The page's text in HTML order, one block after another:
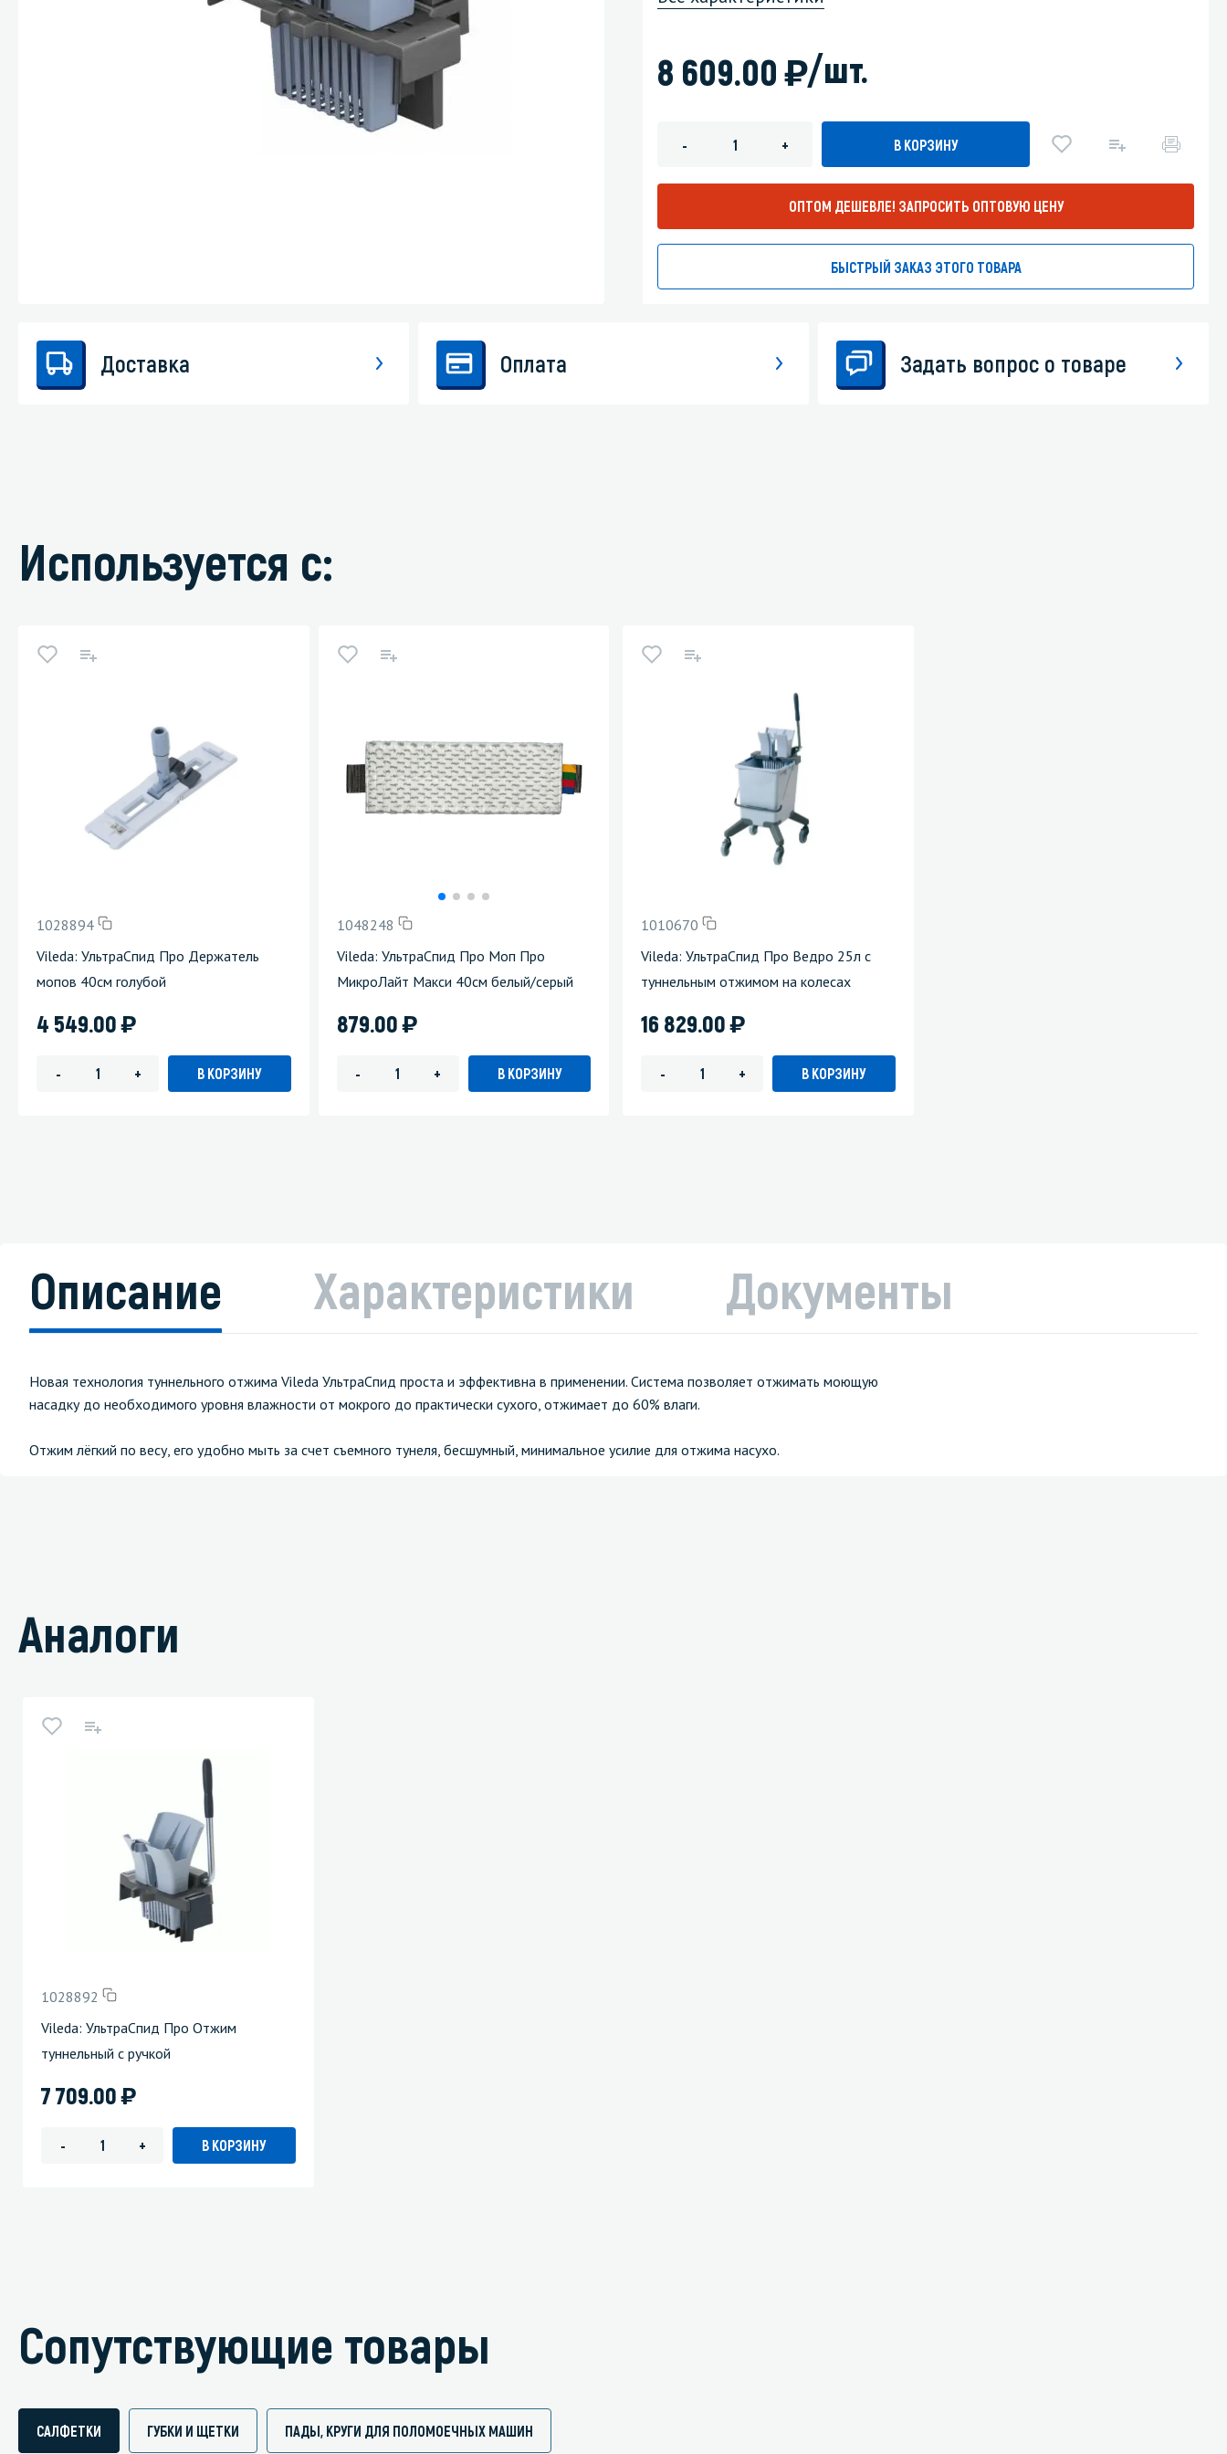
Стекла и зеркала
Автохимия Личная гигиена
8 609.00)/шт.
- + В КОРЗИНУ
ОПТОМ ДЕШЕВЛЕ! ЗАПРОСИТЬ ОПТОВУЮ ЦЕНУ
БЫСТРЫЙ ЗАКАЗ ЭТОГО ТОВАРА
Доставка Оплата Задать вопрос о товаре
Используется с:
1028894
Vileda: УльтраСпид Про Держатель
мопов 40см голубой
4 549.00)
- + В КОРЗИНУ
1048248
Vileda: УльтраСпид Про Моп Про
МикроЛайт Макси 40см белый/серый
879.00)
- + В КОРЗИНУ
1010670
Vileda: УльтраСпид Про Ведро 25л с
туннельным отжимом на колесах
16 829.00)
- + В КОРЗИНУ
Описание Характеристики Документы
Новая технология туннельного отжима Vileda УльтраСпид проста и эффективна в применении. Система позволяет отжимать моющую
насадку до необходимого уровня влажности от мокрого до практически сухого, отжимает до 60% влаги.
Отжим лёгкий по весу, его удобно мыть за счет съемного тунеля, бесшумный, минимальное усилие для отжима насухо.
Аналоги
1028892
Vileda: УльтраСпид Про Отжим
туннельный с ручкой
7 709.00)
- + В КОРЗИНУ
Сопутствующие товары
САЛФЕТКИ ГУБКИ И ЩЕТКИ ПАДЫ, КРУГИ ДЛЯ ПОЛОМОЕЧНЫХ МАШИН